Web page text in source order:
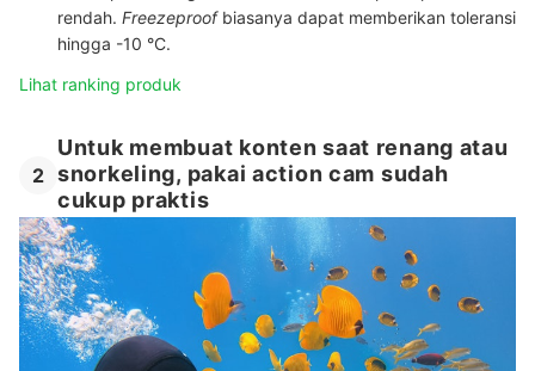
rendah. Freezeproofbiasanya dapat memberikan toleransi
hingga -10 °C.
Lihat ranking produk
2
Untuk membuat konten saat renang atau
snorkeling, pakai action cam sudah
cukup praktis